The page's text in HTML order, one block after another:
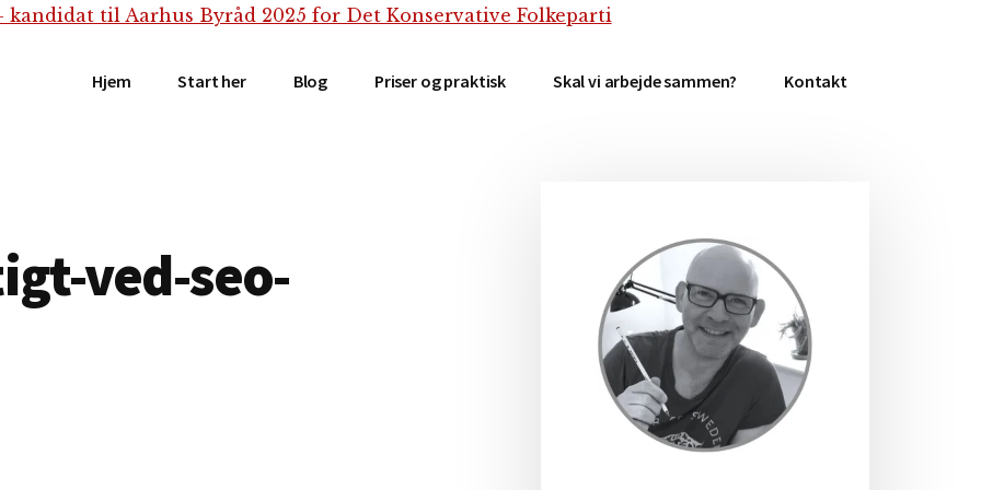
Hjem Start her Blog Priser og praktisk Skal vi arbejde sammen? Kontakt
ved-seo-
Primær
Sidebar